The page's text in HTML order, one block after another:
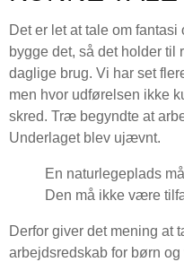
Det er let at tale om
bygge det, så det holder til
daglige brug. Vi har set
men hvor udførelsen ikke
skred. Træ begyndte at
Underlaget blev ujævnt.
En naturlegeplads
Den må ikke være
Derfor giver det mening at
arbejdsredskab for børn